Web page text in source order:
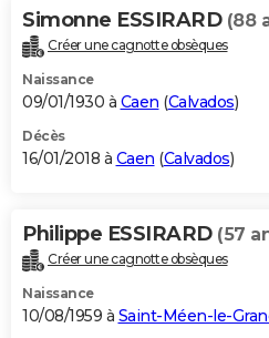
Simonne ESSIRARD (88
Créer une cagnotte obsèques
Naissance
09/01/1930 à Caen (Calvados)
Décès
16/01/2018 à Caen (Calvados)
Philippe ESSIRARD (57
Créer une cagnotte obsèques
Naissance
10/08/1959 à Saint-Méen-le-